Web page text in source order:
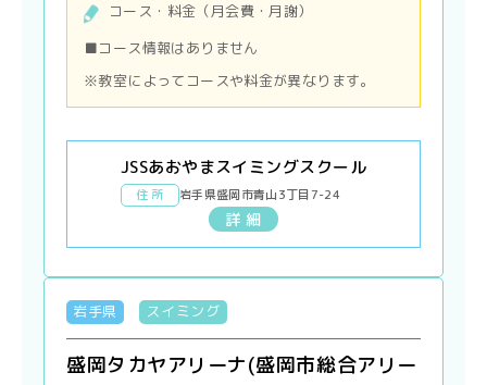
コース・料金（月会費・月謝）
■コース情報はありません
※教室によってコースや料金が異なります。
JSSあおやまスイミングスクール
住 所 岩手県盛岡市青山3丁目7-24
詳 細
岩手県 スイミング
盛岡タカヤアリーナ(盛岡市総合アリー